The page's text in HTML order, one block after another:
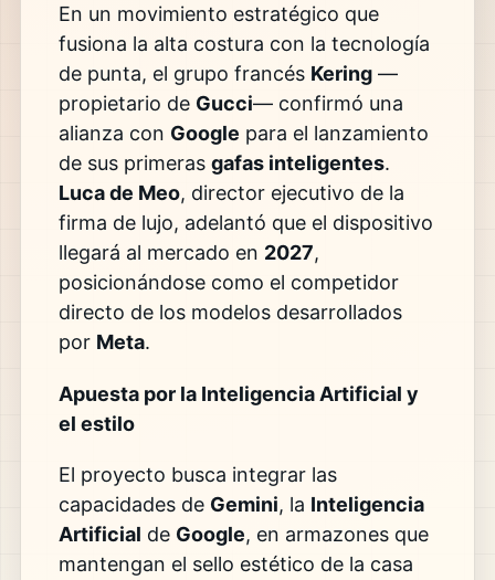
En un movimiento estratégico que
fusiona la alta costura con la tecnología
de punta, el grupo francés Kering—
propietario de Gucci— confirmó una
alianza con Google para el lanzamiento
de sus primeras gafas inteligentes.
Luca de Meo, director ejecutivo de la
firma de lujo, adelantó que el dispositivo
llegará al mercado en 2027,
posicionándose como el competidor
directo de los modelos desarrollados
por Meta.
Apuesta por la Inteligencia Artificial y
el estilo
El proyecto busca integrar las
capacidades de Gemini, la Inteligencia
Artificial de Google, en armazones que
mantengan el sello estético de la casa